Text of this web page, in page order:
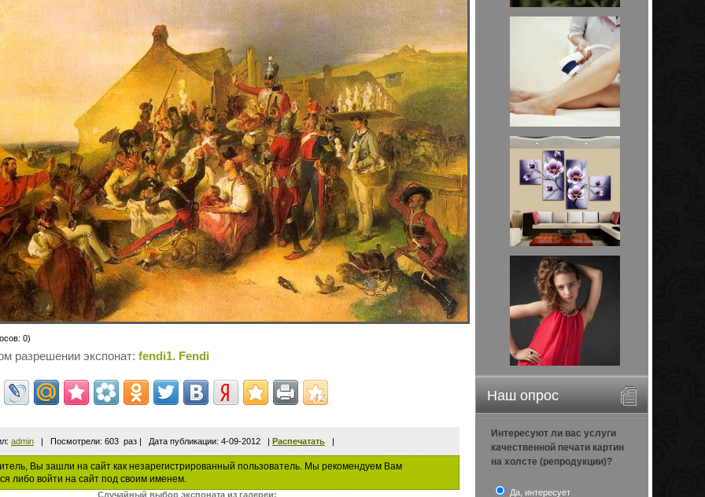
Наш опрос
Интересуют ли вас услуги
качественной печати картин
на холсте (репродукции)?
Да, интересует
0)
разрешении экспонат: fendi1. Fendi
admin | Посмотрели: 603 раз | Дата публикации: 4-09-2012 | Распечатать |
Вы зашли на сайт как незарегистрированный пользователь. Мы рекомендуем Вам
либо войти на сайт под своим именем.
Случайный выбор экспоната из галереи: